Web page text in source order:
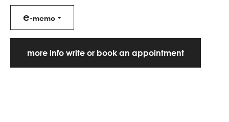
e-memo
more info write or book an appointment